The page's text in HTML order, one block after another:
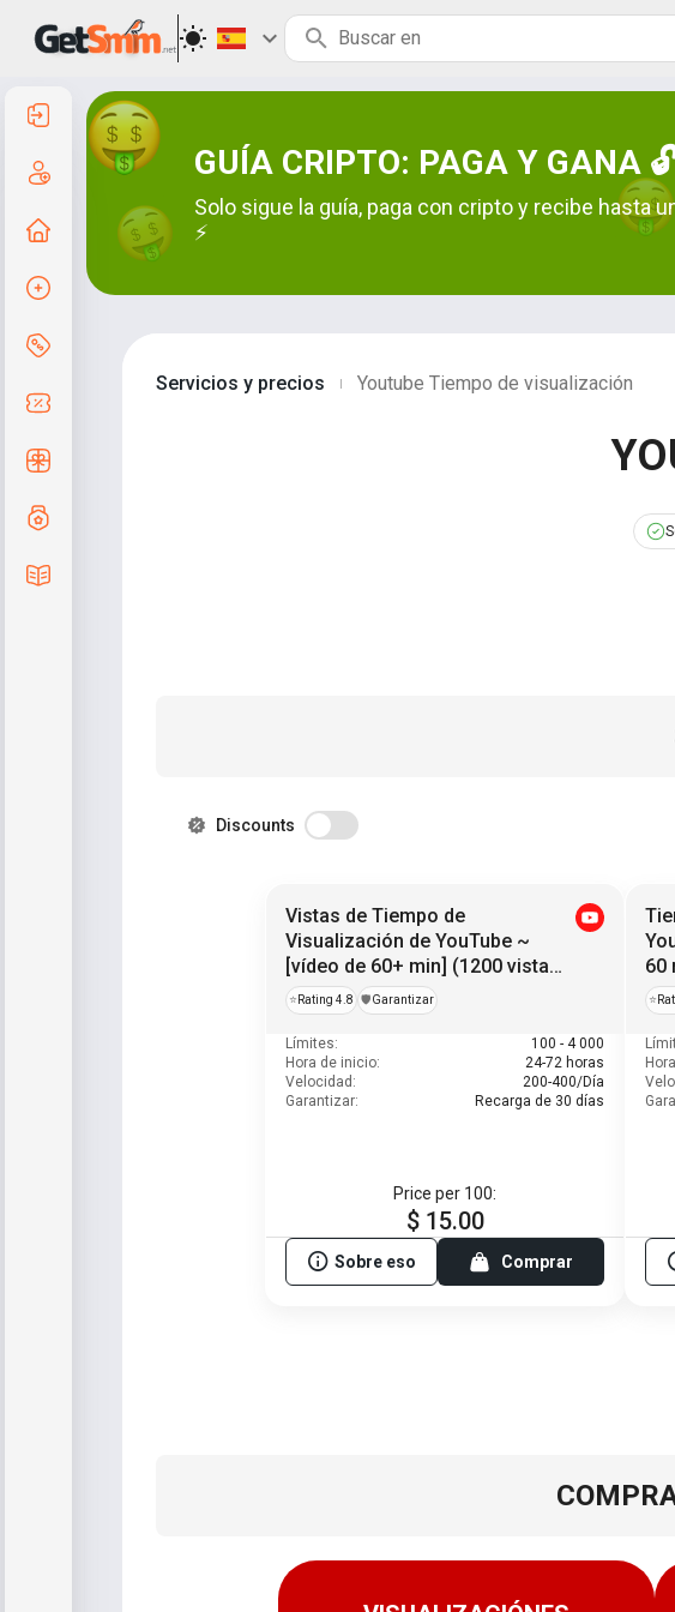
Entrar
Registro
A la principal
Crear pedido
GUÍA CRIPTO: PAGA Y GANA
Solo sigue la guía, paga con cripto y recibe hasta
⚡
Servicios y precios Youtube Tiempo de visualización
Discounts
Vistas de Tiempo de
Visualización de YouTube ~
[vídeo de 60+ min] (1200 vistas
= 1000 h)
⭐ Rating 4.8 ️🛡️Garantizar
Límites:
100 - 4 000
Hora de inicio:
24-72 horas
Velocidad:
200-400/Día
Garantizar:
Recarga de 30 días
Price per 100:
$ 15.00
Sobre eso Comprar
60
⭐